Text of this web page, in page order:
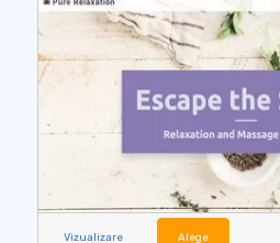
Vizualizare Alege